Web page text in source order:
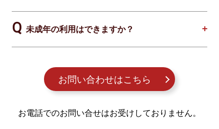
未成年の利用はできますか？
お問い合わせはこちら
お電話でのお問い合せはお受けしておりません。